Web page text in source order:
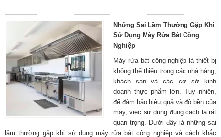
Những Sai Lầm Thường Gặp Khi
Sử Dụng Máy Rửa Bát Công
Nghiệp
Máy rửa bát công nghiệp là thiết bị
không thể thiếu trong các nhà hàng,
khách sạn và các cơ sở kinh
doanh thực phẩm lớn. Tuy nhiên,
để đảm bảo hiệu quả và độ bền của
máy, việc sử dụng đúng cách là rất
quan trọng. Dưới đây là những sai
lầm thường gặp khi sử dụng máy rửa bát công nghiệp và cách khắc